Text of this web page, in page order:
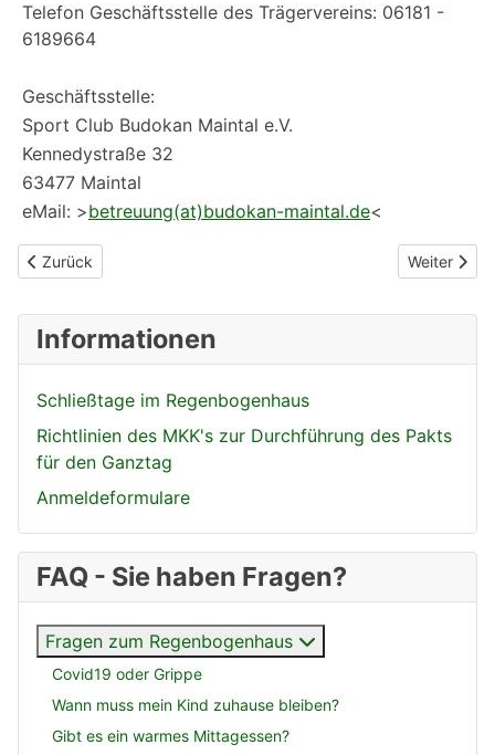
Informationen
Schließtage im Regenbogenhaus
Richtlinien des MKK's zur Durchführung des Pakts
für den Ganztag
Anmeldeformulare
FAQ - Sie haben Fragen?
Fragen zum Regenbogenhaus
Covid19 oder Grippe
Wann muss mein Kind zuhause bleiben?
Gibt es ein warmes Mittagessen?
Telefon Geschäftsstelle des Trägervereins: 06181 -
6189664
Geschäftsstelle:
Sport Club Budokan Maintal e.V.
Kennedystraße 32
63477 Maintal
eMail: >betreuung(at)budokan-maintal.de<
Vorheriger Beitrag: Anmeldeformulare RBH
Zurück Nächster
Weiter